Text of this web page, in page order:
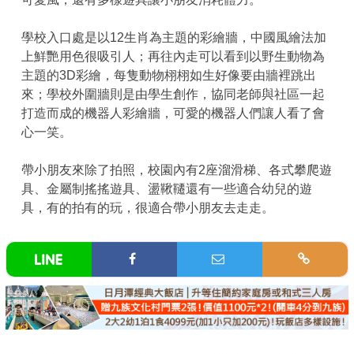
學校入口處是以12生肖為主題的彩繪牆，中國風繪法加
上鮮艷用色很吸引人；再往內走可以看到以野生動物為
主題的3D彩繪，每隻動物栩栩如生好像要由牆裡跳出
來；學校外圍牆則是由學生創作，協同老師與社區一起
打造而成的機器人彩繪牆，可愛的機器人們讓人看了會
心一笑。
帶小朋友來除了拍照，校園內有2座溜滑梯、各式攀爬遊
具、金屬制搖搖遊具、盪鞦韆還有一些適合幼兒的遊
具，有的拍有的玩，很適合帶小朋友去走走。